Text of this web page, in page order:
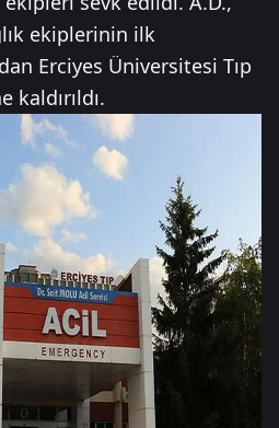
ekiplerinin ilk
Erciyes Üniversitesi Tıp
kaldırıldı.